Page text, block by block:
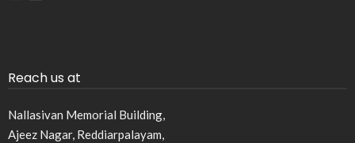
Reach us at
Nallasivan Memorial Building,
Ajeez Nagar, Reddiarpalayam,